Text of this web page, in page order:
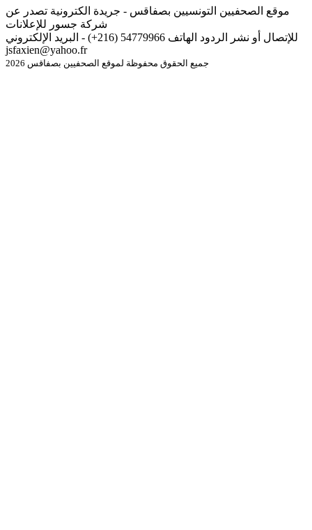
موقع الصحفيين التونسيين بصفاقس - جريدة الكترونية تصدر عن
شركة جسور للإعلانات
للإتصال أو نشر الردود الهاتف 54779966 (216+) - البريد الإلكتروني
jsfaxien@yahoo.fr
جميع الحقوق محفوظة لموقع الصحفيين بصفاقس 2026